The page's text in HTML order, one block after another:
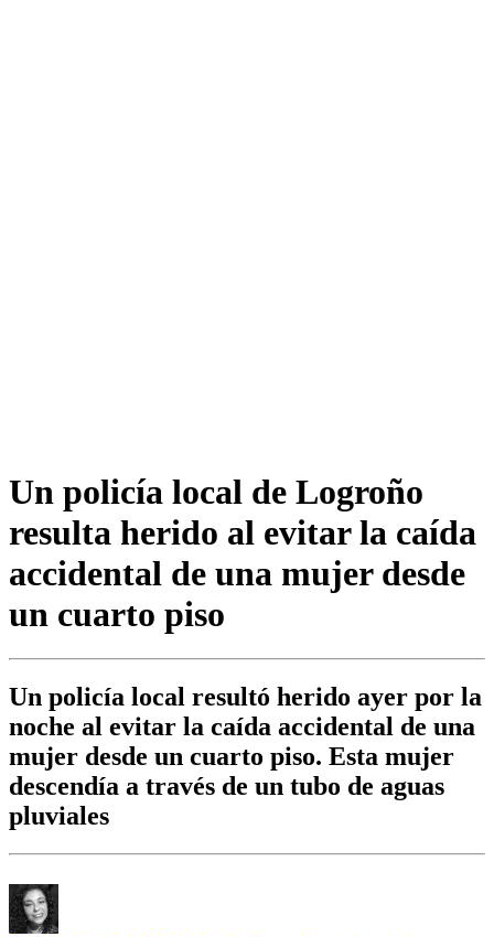
Un policía local de Logroño
resulta herido al evitar la caída
accidental de una mujer desde
un cuarto piso
Un policía local resultó herido ayer por la
noche al evitar la caída accidental de una
mujer desde un cuarto piso. Esta mujer
descendía a través de un tubo de aguas
pluviales